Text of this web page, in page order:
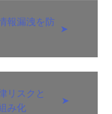
報漏洩を防
➤
リスクと
み化
➤